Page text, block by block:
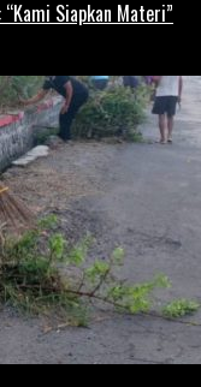
Siapkan Materi”